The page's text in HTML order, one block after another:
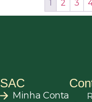
1 2 3
SAC
Minha Conta